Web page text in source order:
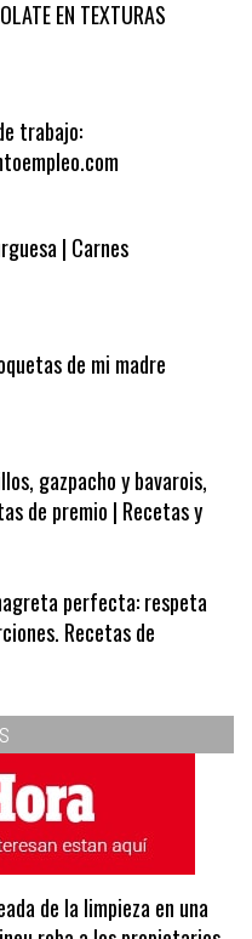
EN TEXTURAS
trabajo:
| Carnes
de mi madre
gazpacho y bavarois,
de premio | Recetas y
perfecta: respeta
Recetas de
de la limpieza en una